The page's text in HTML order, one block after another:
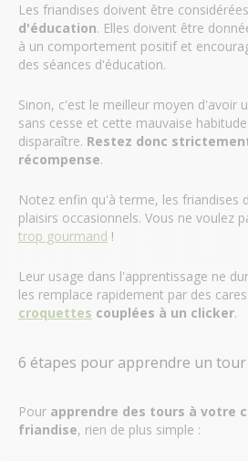
Les friandises doivent être
d'éducation. Elles doivent être
à un comportement positif et
des séances d'éducation.
Sinon, c'est le meilleur moyen d'avoir
sans cesse et cette mauvaise
disparaître. Restez donc
récompense.
Notez enfin qu'à terme, les friandises
plaisirs occasionnels. Vous ne voulez
trop gourmand !
Leur usage dans l'apprentissage ne
les remplace rapidement par des
croquettes couplées à un clicker.
6 étapes pour apprendre un tour
Pour apprendre des tours à votre
friandise, rien de plus simple :